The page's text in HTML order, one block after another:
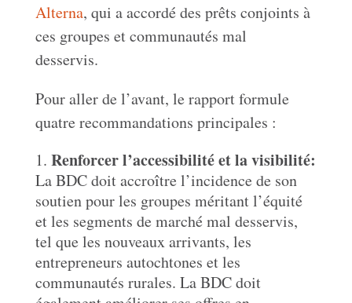
Alterna, qui a accordé des prêts conjoints à
ces groupes et communautés mal
desservis.
Pour aller de l’avant, le rapport formule
quatre recommandations principales :
Renforcer l’accessibilité et la visibilité:
La BDC doit accroître l’incidence de son
soutien pour les groupes méritant l’équité
et les segments de marché mal desservis,
tel que les nouveaux arrivants, les
entrepreneurs autochtones et les
communautés rurales. La BDC doit